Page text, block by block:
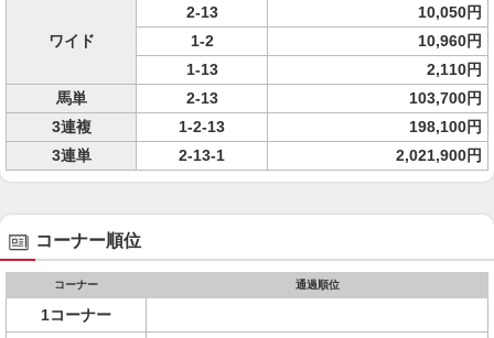
ワイド
2-13
10,050円
1-2
10,960円
1-13
2,110円
馬単
2-13
103,700円
3連複
1-2-13
198,100円
3連単
2-13-1 2,021,900円
コーナー順位
コーナー 通過順位
1コーナー